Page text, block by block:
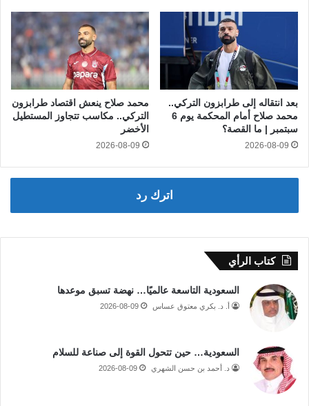
بعد انتقاله إلى طرابزون التركي..
محمد صلاح أمام المحكمة يوم 6
سبتمبر | ما القصة؟
2026-08-09
محمد صلاح ينعش اقتصاد طرابزون
التركي.. مكاسب تتجاوز المستطيل
الأخضر
2026-08-09
اترك رد
كتاب الرأي
السعودية التاسعة عالميًا… نهضة تسبق موعدها
أ. د. بكري معتوق عساس 2026-08-09
السعودية… حين تتحول القوة إلى صناعة للسلام
د. أحمد بن حسن الشهري 2026-08-09